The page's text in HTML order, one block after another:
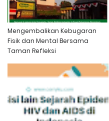
Mengembalikan Kebugaran
Fisik dan Mental Bersama
Taman Refleksi